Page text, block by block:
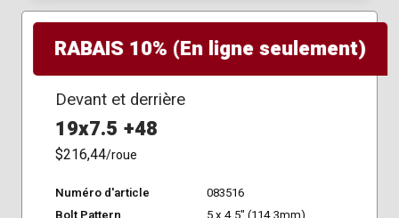
RABAIS 10% (En ligne seulement)
Devant et derrière
19x7.5 +48
$216,44/roue
Numéro d'article
083516